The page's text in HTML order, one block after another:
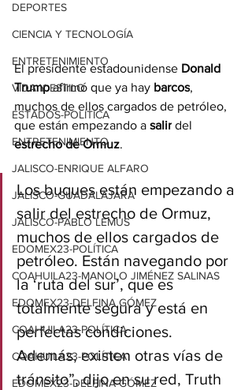
DEPORTES
CIENCIA Y TECNOLOGÍA
ENTRETENIMIENTO
VIDA Y ESTILO
ESTADOS-POLÍTICA
ENTRETENIMIENTO
JALISCO-ENRIQUE ALFARO
JALISCO-GUADALAJARA
JALISCO-PABLO LEMUS
EDOMEX23-POLÍTICA
COAHUILA23-MANOLO JIMÉNEZ SALINAS
EDOMEX23-DELFINA GÓMEZ
COAHUILA23-POLÍTICA
COAHUILA23-POLÍTICA
EDOMEX23-DELFINA GÓMEZ
El presidente estadounidense Donald
Trump afirmó que ya hay barcos,
muchos de ellos cargados de petróleo,
que están empezando a salir del
estrecho de Ormuz.
Los buques están empezando a
salir del estrecho de Ormuz,
muchos de ellos cargados de
petróleo. Están navegando por
la ‘ruta del sur’, que es
totalmente segura y está en
perfectas condiciones.
Además, existen otras vías de
tránsito”, dijo en su red, Truth